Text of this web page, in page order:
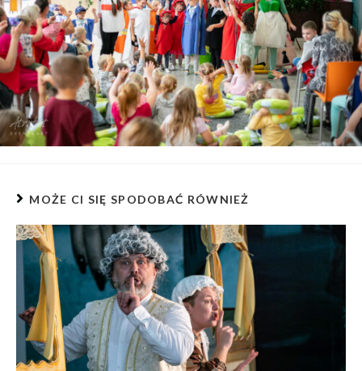
MOŻE CI SIĘ SPODOBAĆ RÓWNIEŻ